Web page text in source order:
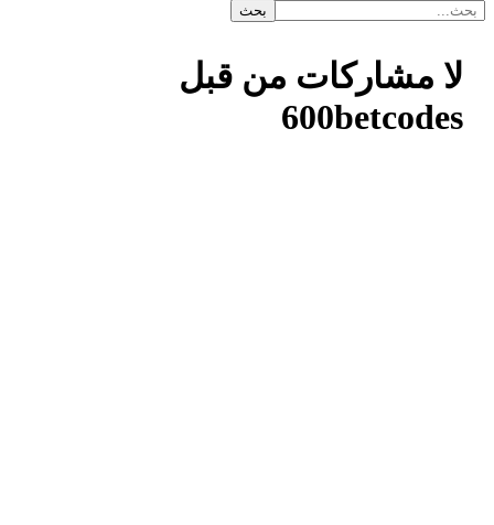
لا مشاركات من قبل
600betcodes